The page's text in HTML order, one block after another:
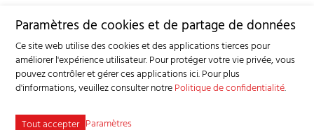
Paramètres de cookies et de partage de données
Ce site web utilise des cookies et des applications tierces pour
améliorer l'expérience utilisateur. Pour protéger votre vie privée, vous
pouvez contrôler et gérer ces applications ici.Pour plus
d'informations, veuillez consulter notrePolitique de confidentialité.
Tout accepter Paramètres